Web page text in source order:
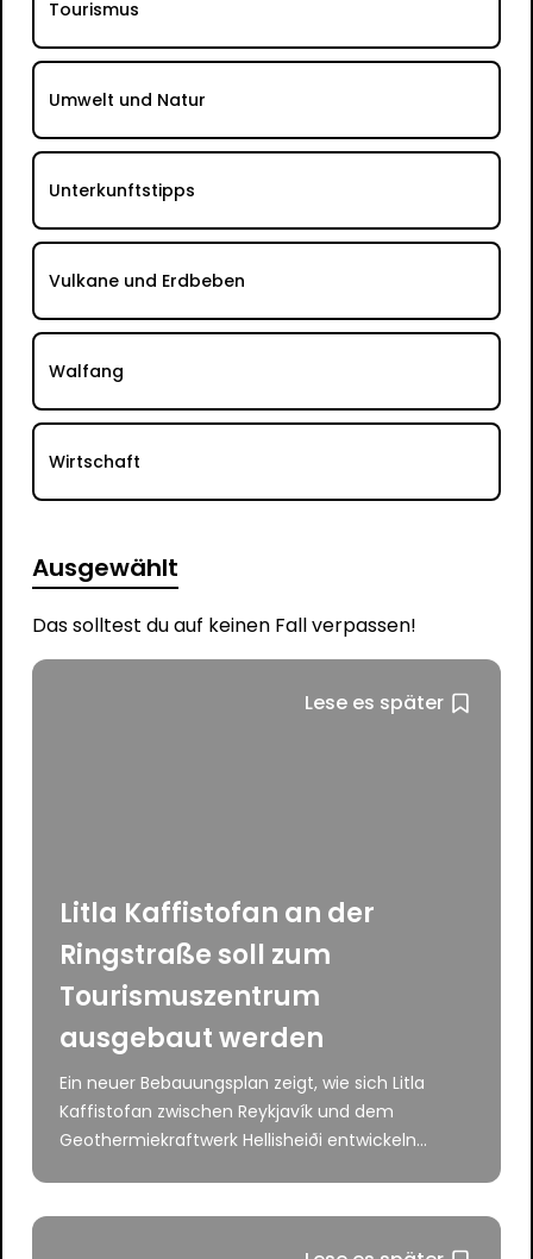
Tourismus
Umwelt und Natur
Unterkunftstipps
Vulkane und Erdbeben
Walfang
Wirtschaft
Ausgewählt
Das solltest du auf keinen Fall verpassen!
Lese es später
Litla Kaffistofan an der
Ringstraße soll zum
Tourismuszentrum
ausgebaut werden
Ein neuer Bebauungsplan zeigt, wie sich Litla
Kaffistofan zwischen Reykjavík und dem
Geothermiekraftwerk Hellisheiði entwickeln...